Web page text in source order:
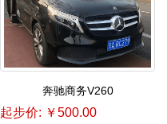
奔驰商务V260
起步价: ￥500.00